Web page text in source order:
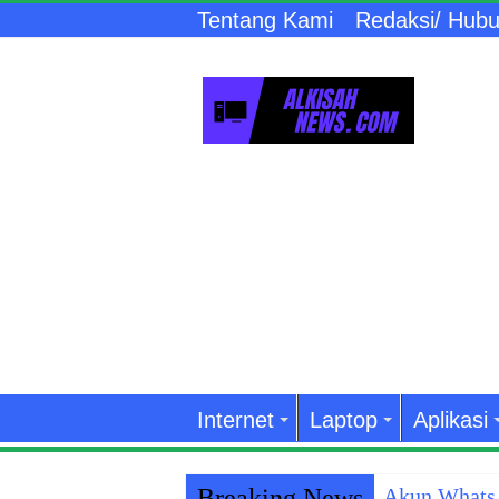
Tentang Kami Redaksi/
Internet Laptop Aplikasi